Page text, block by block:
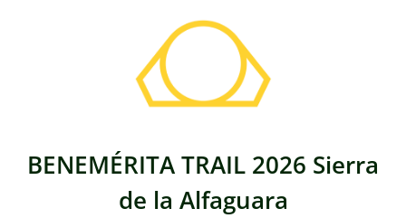
BENEMÉRITA TRAIL 2026 Sierra
de la Alfaguara